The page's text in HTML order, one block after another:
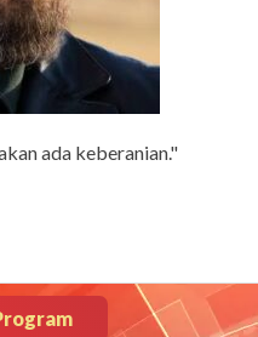
ada keberanian."